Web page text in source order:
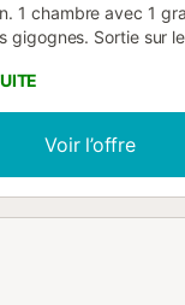
1 chambre avec 1
gigognes. Sortie sur
électrique). Bain/
balcon. A
WIFI, gratuit).
Voir l’offre